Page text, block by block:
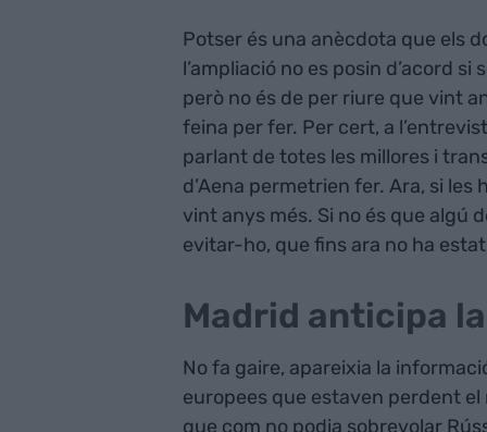
Potser és una anècdota que els
l’ampliació no es posin d’acord
però no és de per riure que vint
feina per fer. Per cert, a
parlant de totes les millores i
d’Aena permetrien fer. Ara, si
vint anys més. Si no és que algú
evitar-ho, que fins ara no ha
Madrid anticipa
No fa gaire, apareixia la
europees que estaven perdent el
que com no podia sobrevolar